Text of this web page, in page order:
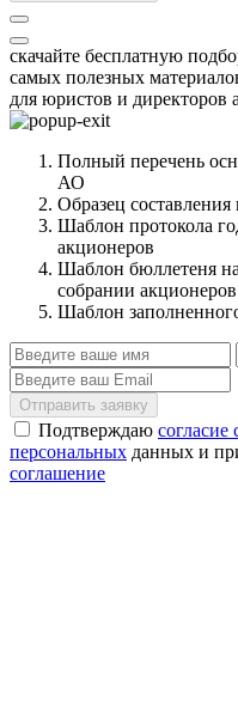
скачайте бесплатную
самых полезных
для юристов и директоров
Полный перечень
АО
Образец
Шаблон протокола
акционеров
Шаблон бюллетеня
собрании акционеров
Шаблон
Отправить заявку
Подтверждаю согласие
персональных данных и
соглашение